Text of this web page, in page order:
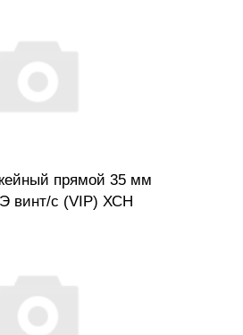
прямой 35 мм
винт/с (VIP) ХСН